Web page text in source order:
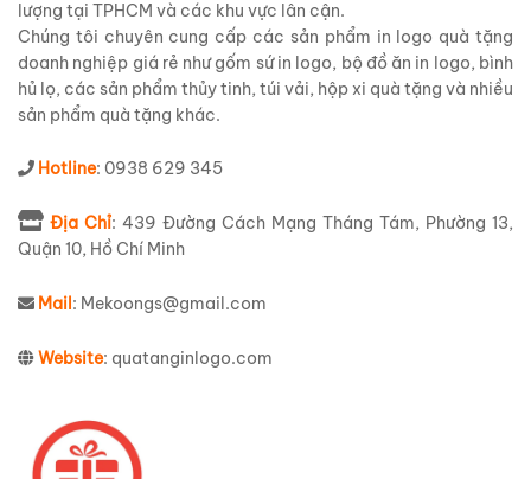
lượng tại TPHCM và các khu vực lân cận.
Chúng tôi chuyên cung cấp các sản phẩm in logo quà tặng
doanh nghiệp giá rẻ như gốm sứ in logo, bộ đồ ăn in logo, bình
hủ lọ, các sản phẩm thủy tinh, túi vải, hộp xi quà tặng và nhiều
sản phẩm quà tặng khác.
Hotline: 0938 629 345
Địa Chỉ: 439 Đường Cách Mạng Tháng Tám, Phường 13,
Quận 10, Hồ Chí Minh
Mail: Mekoongs@gmail.com
Website: quatanginlogo.com